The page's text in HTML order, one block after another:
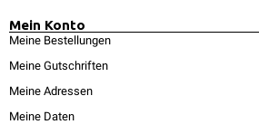
Mein Konto
Meine Bestellungen
Meine Gutschriften
Meine Adressen
Meine Daten